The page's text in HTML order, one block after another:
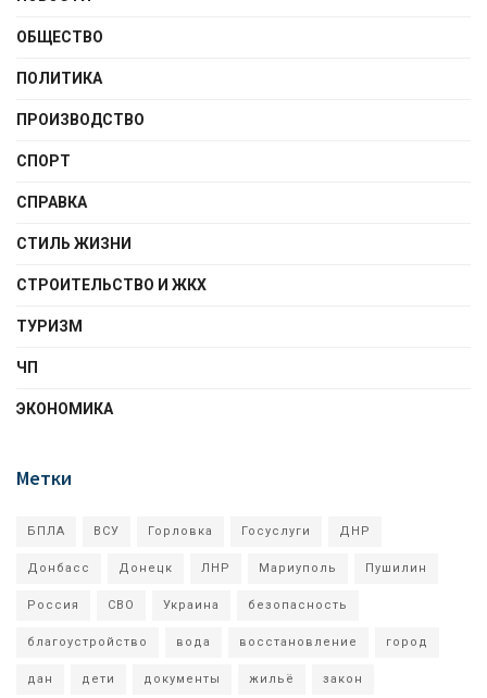
ОБЩЕСТВО
ПОЛИТИКА
ПРОИЗВОДСТВО
СПОРТ
СПРАВКА
СТИЛЬ ЖИЗНИ
СТРОИТЕЛЬСТВО И ЖКХ
ТУРИЗМ
ЧП
ЭКОНОМИКА
Метки
БПЛА ВСУ Горловка Госуслуги ДНР
Донбасс Донецк ЛНР Мариуполь Пушилин
Россия СВО Украина безопасность
благоустройство вода восстановление город
дан дети документы жильё закон